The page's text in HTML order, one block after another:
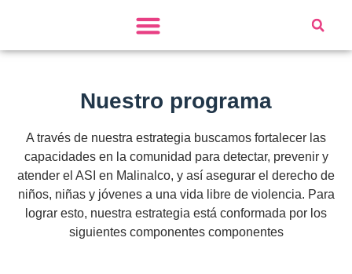
Nuestro programa
A través de nuestra estrategia buscamos fortalecer las
capacidades en la comunidad para detectar, prevenir y
atender el ASI en Malinalco, y así asegurar el derecho de
niños, niñas y jóvenes a una vida libre de violencia. Para
lograr esto, nuestra estrategia está conformada por los
siguientes componentes componentes